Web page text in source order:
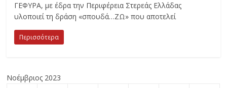
ΓΕΦΥΡΑ, με έδρα την Περιφέρεια Στερεάς Ελλάδας
υλοποιεί τη δράση «σπουδά…ΖΩ» που αποτελεί
Περισσότερα
Νοέμβριος 2023